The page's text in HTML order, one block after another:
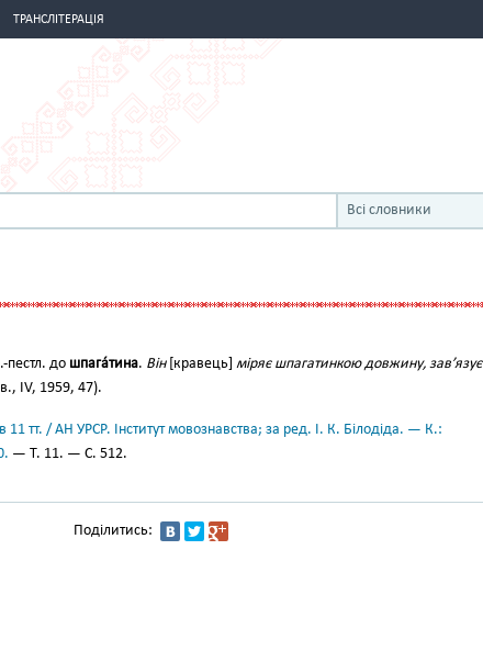
ТРАНСЛІТЕРАЦІЯ
Всі словники
пестл. до шпага́тина. Він[кравець] міряє шпагатинкою довжину, зав’язує
IV, 1959, 47).
11 тт. / АН УРСР. Інститут мовознавства; за ред. І. К. Білодіда. — К.:
— Т. 11. — С. 512.
Поділитись: